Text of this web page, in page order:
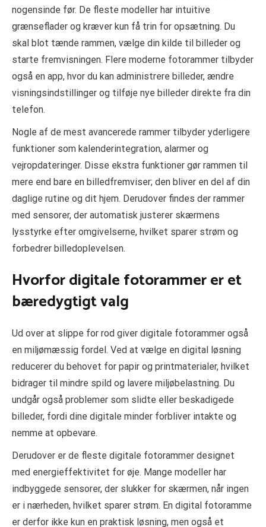
nogensinde før. De fleste modeller har intuitive
grænseflader og kræver kun få trin for opsætning. Du
skal blot tænde rammen, vælge din kilde til billeder og
starte fremvisningen. Flere moderne fotorammer tilbyder
også en app, hvor du kan administrere billeder, ændre
visningsindstillinger og tilføje nye billeder direkte fra din
telefon.
Nogle af de mest avancerede rammer tilbyder yderligere
funktioner som kalenderintegration, alarmer og
vejropdateringer. Disse ekstra funktioner gør rammen til
mere end bare en billedfremviser; den bliver en del af din
daglige rutine og dit hjem. Derudover findes der rammer
med sensorer, der automatisk justerer skærmens
lysstyrke efter omgivelserne, hvilket sparer strøm og
forbedrer billedoplevelsen.
Hvorfor digitale fotorammer er et
bæredygtigt valg
Ud over at slippe for rod giver digitale fotorammer også
en miljømæssig fordel. Ved at vælge en digital løsning
reducerer du behovet for papir og printmaterialer, hvilket
bidrager til mindre spild og lavere miljøbelastning. Du
undgår også problemer som slidte eller beskadigede
billeder, fordi dine digitale minder forbliver intakte og
nemme at opbevare.
Derudover er de fleste digitale fotorammer designet
med energieffektivitet for øje. Mange modeller har
indbyggede sensorer, der slukker for skærmen, når ingen
er i nærheden, hvilket sparer strøm. En digital fotoramme
er derfor ikke kun en praktisk løsning, men også et